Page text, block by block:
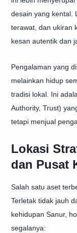
desain yang kental.
terawat, dan ukiran
kesan autentik dan
Pengalaman yang
melainkan hidup
tradisi lokal. Ini
Authority, Trust)
tetapi menjual
Lokasi
dan Pusat
Salah satu aset
Terletak tidak jauh
kehidupan Sanur,
segalanya: